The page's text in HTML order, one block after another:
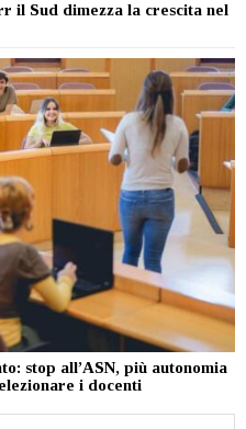
il Sud dimezza la crescita nel
stop all’ASN, più autonomia
i docenti